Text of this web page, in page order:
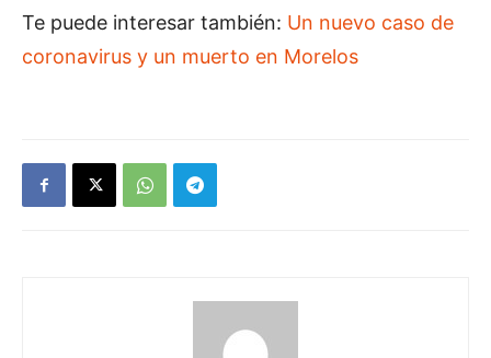
Te puede interesar también: Un nuevo caso de
coronavirus y un muerto en Morelos